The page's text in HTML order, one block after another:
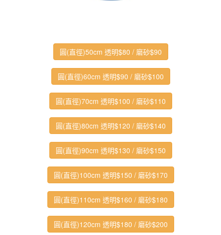
圓(直徑)50cm 透明$80 / 磨砂$90
圓(直徑)60cm 透明$90 / 磨砂$100
圓(直徑)70cm 透明$100 / 磨砂$110
圓(直徑)80cm 透明$120 / 磨砂$140
圓(直徑)90cm 透明$130 / 磨砂$150
圓(直徑)100cm 透明$150 / 磨砂$170
圓(直徑)110cm 透明$160 / 磨砂$180
圓(直徑)120cm 透明$180 / 磨砂$200